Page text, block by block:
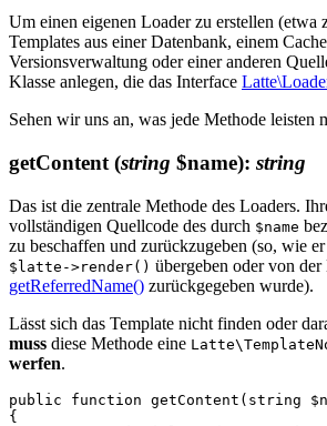
Um einen eigenen Loader zu erstellen (etwa
Templates aus einer Datenbank, einem
Versionsverwaltung oder einer anderen
Klasse anlegen, die das Interface
Sehen wir uns an, was jede Methode leisten
getContent (string $name): string
Das ist die zentrale Methode des Loaders.
vollständigen Quellcode des durch $name
zu beschaffen und zurückzugeben (so, wie
$latte->render() übergeben oder von der
getReferredName() zurückgegeben wurde).
Lässt sich das Template nicht finden oder
muss diese Methode eine
werfen.
public function getContent(string
{